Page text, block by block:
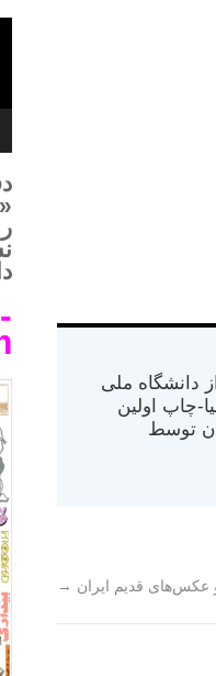
از دانشگاه ملی
در کالیفرنیا-چاپ اولین
در سال ۱۳۸۴ در ایران توسط
عکس‌های قدیم ایران →
«